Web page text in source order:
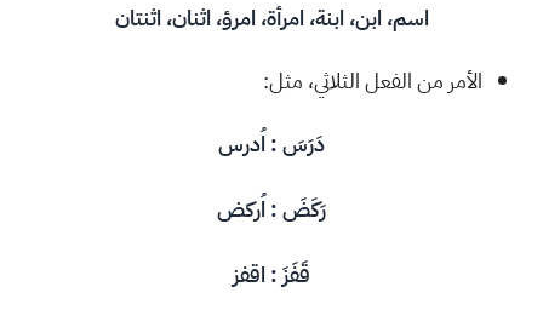
اسم، ابن، ابنة، امرأة، امرؤ، اثنان، اثنتان
الأمر من الفعل الثلاثي، مثل:
دَرَسَ : اُدرس
رَكَضَ : اُركض
قَفَزَ : اقفز